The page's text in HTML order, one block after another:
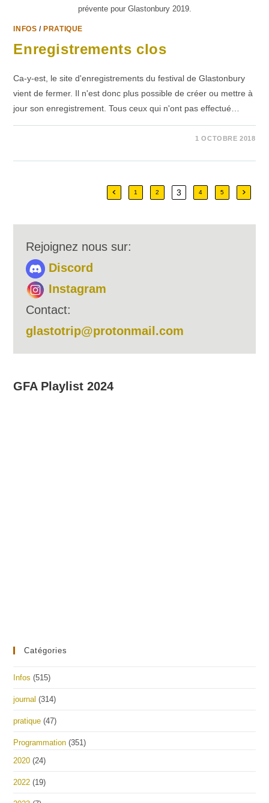
prévente pour Glastonbury 2019.
INFOS / PRATIQUE
Enregistrements clos
Ca-y-est, le site d'enregistrements du festival de Glastonbury
vient de fermer. Il n'est donc plus possible de créer ou mettre à
jour son enregistrement. Tous ceux qui n'ont pas effectué…
1 OCTOBRE 2018
Go to the previous page
1 2 3 4 5 Aller à
Rejoignez nous sur:
Discord
Instagram
Contact:
glastotrip@protonmail.com
GFA Playlist 2024
Catégories
Infos (515)
journal (314)
pratique (47)
Programmation (351)
2020 (24)
2022 (19)